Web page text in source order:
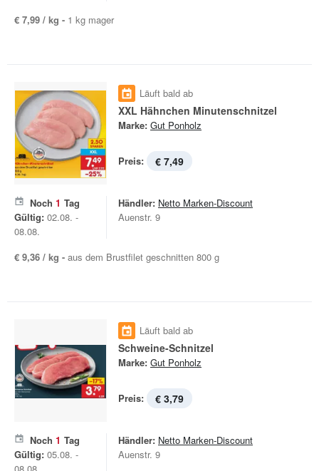
€ 7,99 / kg - 1 kg mager
Läuft bald ab
XXL Hähnchen Minutenschnitzel
Marke: Gut Ponholz
Preis: € 7,49
Noch 1 Tag
Gültig: 02.08. -
08.08.
Händler: Netto Marken-Discount
Auenstr. 9
€ 9,36 / kg - aus dem Brustfilet geschnitten 800 g
Läuft bald ab
Schweine-Schnitzel
Marke: Gut Ponholz
Preis: € 3,79
Noch 1 Tag
Gültig: 05.08. -
Händler: Netto Marken-Discount
Auenstr. 9